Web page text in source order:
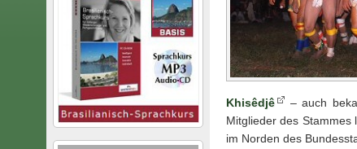
Khisêdjê
– auch
Mitglieder des
im Norden des